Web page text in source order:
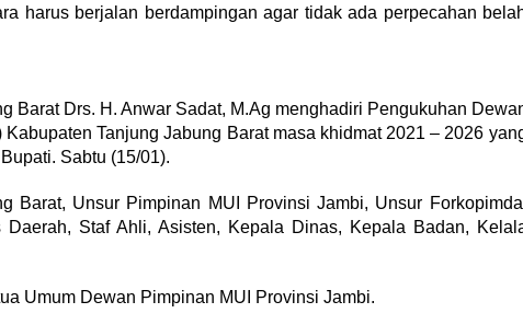
harus berjalan berdampingan agar tidak ada perpecahan
Barat Drs. H. Anwar Sadat, M.Ag menghadiri Pengukuhan
Tanjung Jabung Barat masa khidmat 2021 – 2026
Sabtu (15/01).
Barat, Unsur Pimpinan MUI Provinsi Jambi, Unsur
Daerah, Staf Ahli, Asisten, Kepala Dinas, Kepala Badan,
Umum Dewan Pimpinan MUI Provinsi Jambi.